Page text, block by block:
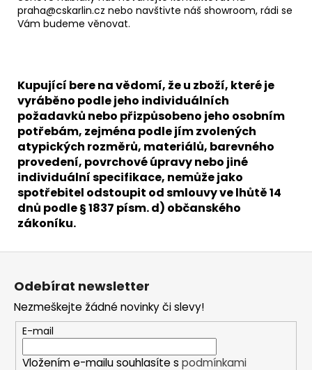
praha@cskarlin.cz nebo navštivte náš showroom, rádi se
Vám budeme věnovat.
Kupující bere na vědomí, že u zboží, které je
vyráběno podle jeho individuálních
požadavků nebo přizpůsobeno jeho osobním
potřebám, zejména podle jím zvolených
atypických rozměrů, materiálů, barevného
provedení, povrchové úpravy nebo jiné
individuální specifikace, nemůže jako
spotřebitel odstoupit od smlouvy ve lhůtě 14
dnů podle § 1837 písm. d) občanského
zákoníku.
Z
Odebírat newsletter
Nezmeškejte žádné novinky či slevy!
E-mail
Vložením e-mailu souhlasíte s podmínkami